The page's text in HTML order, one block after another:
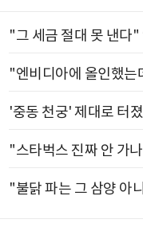
"그 세금 절대 못 낸다
"엔비디아에 올인했
'중동 천궁' 제대로 터
"스타벅스 진짜 안 가
"불닭 파는 그 삼양 아